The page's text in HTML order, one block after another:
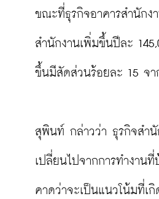
ขณะที่ธุรกิจอาคารสำนักง
สำนักงานเพิ่มขึ้นปีละ
ขึ้นมีสัดส่วนร้อยละ 15 จา
สุพินท์ กล่าวว่า ธุรกิจสำนั
เปลี่ยนไปจากการทำงาน
คาดว่าจะเป็นแนวโน้มที่เ